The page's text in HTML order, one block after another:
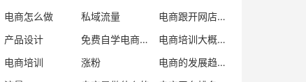
电商怎么做
私域流量
电商跟开网店是一样吗
产品设计
免费自学电商教程
电商培训大概多少学费
电商培训
涨粉
电商的发展趋势与未来